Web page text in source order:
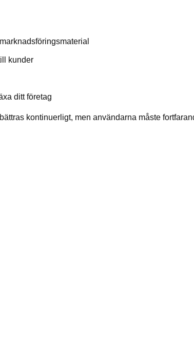
kunder
ditt företag
kontinuerligt, men användarna måste